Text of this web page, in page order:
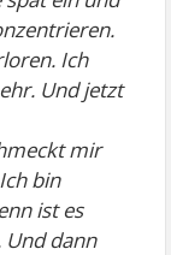
Ich
Und jetzt
mir
bin
ist es
dann